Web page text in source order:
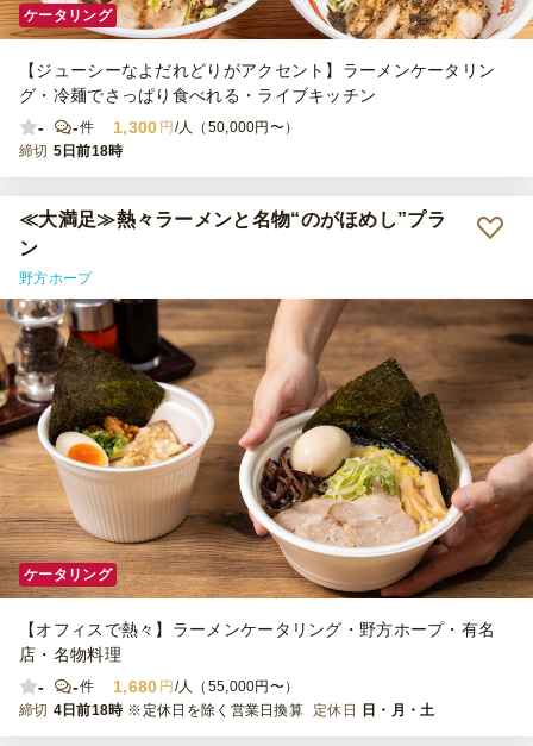
ケータリング
【ジューシーなよだれどりがアクセント】ラーメンケータリン
グ・冷麺でさっぱり食べれる・ライブキッチン
-
-件 1,300 円 /人（50,000円〜）
締切 5日前18時
≪大満足≫熱々ラーメンと名物“のがほめし”プラ
ン
野方ホープ
ケータリング
【オフィスで熱々】ラーメンケータリング・野方ホープ・有名
店・名物料理
-
-件 1,680 円 /人（55,000円〜）
締切 4日前18時 ※定休日を除く営業日換算 定休日 日・月・土